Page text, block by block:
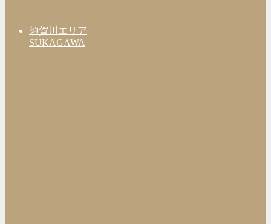
須賀川エリア
SUKAGAWA